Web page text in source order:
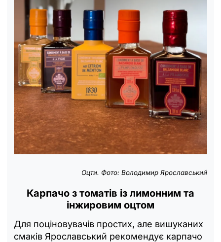
Оцти. Фото: Володимир Ярославський
Карпачо з томатів із лимонним та
інжировим оцтом
Для поціновувачів простих, але вишуканих
смаків Ярославський рекомендує карпачо